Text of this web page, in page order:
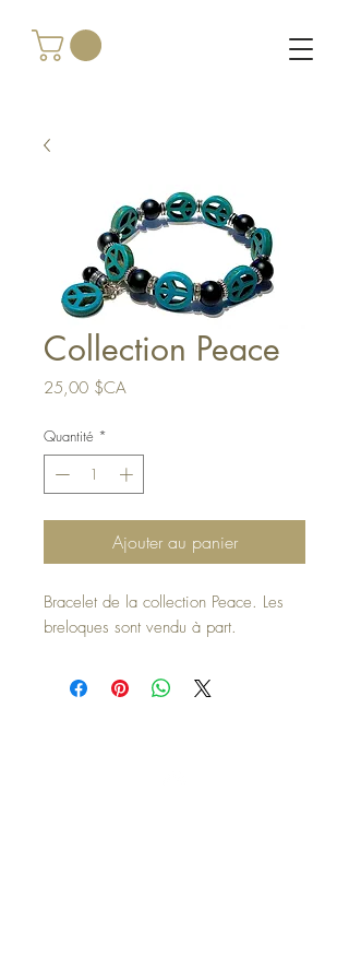
Collection Peace
25,00 $CAPrix
Quantité *
Ajouter au panier
Bracelet de la collection Peace. Les
breloques sont vendu à part.